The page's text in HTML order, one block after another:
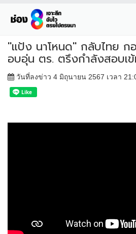
"แป้ง นาโหนด" กลับไทย ก
อบอุ่น ตร. ตรึงกำลังสอบเ
วันที่ลงข่าว 4 มิถุนายน 2567 เวลา